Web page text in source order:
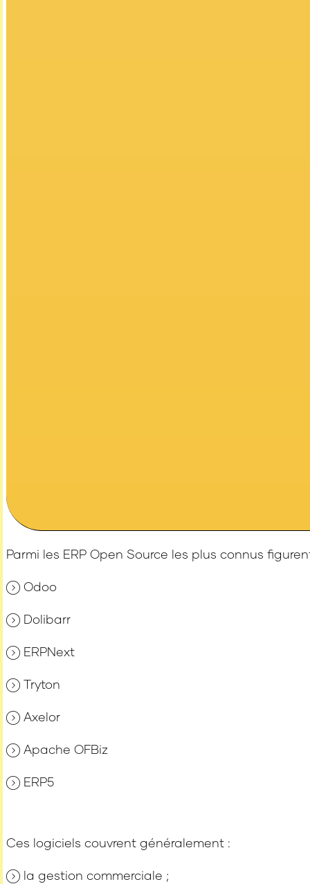
Parmi les ERP Open Source les plus connus
Odoo
Dolibarr
ERPNext
Tryton
Axelor
Apache OFBiz
ERP5
Ces logiciels couvrent généralement :
la gestion commerciale ;